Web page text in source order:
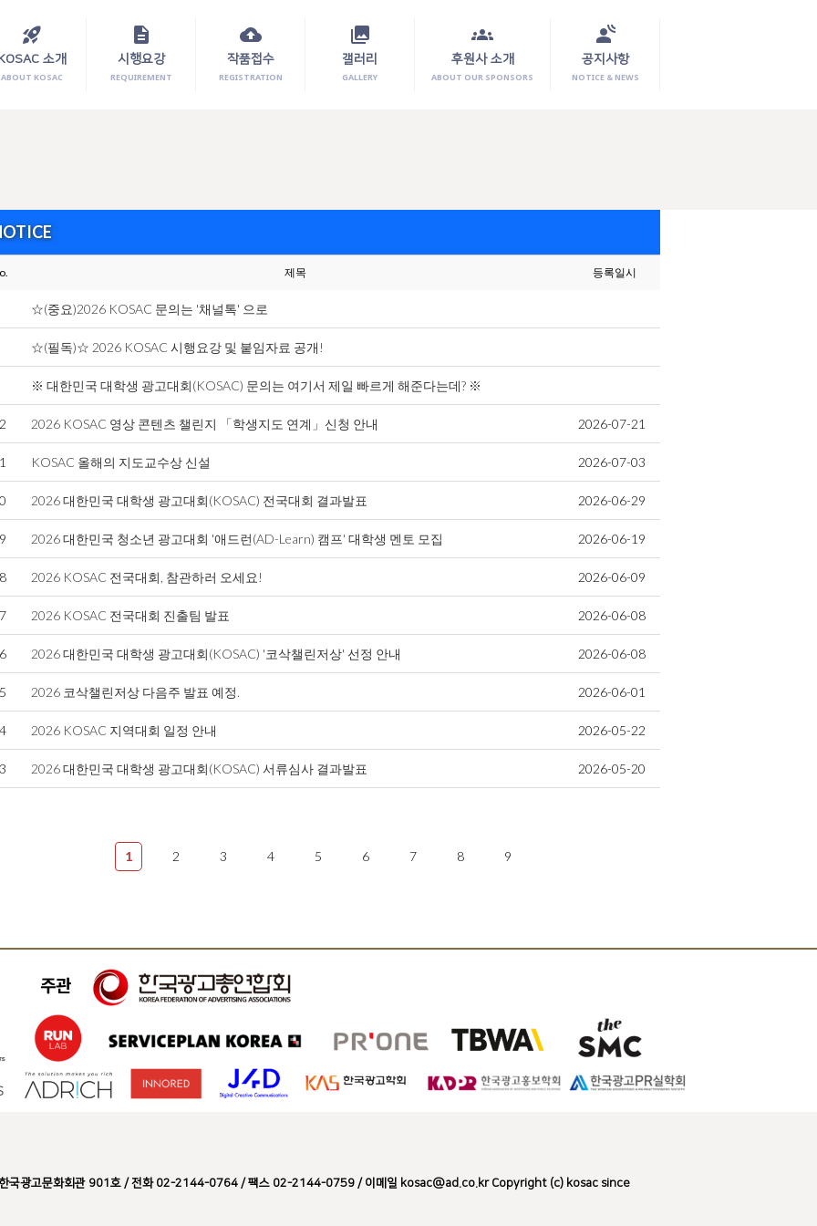
rocket_launch
소개
ABOUT KOSAC
description
시행요강
REQUIREMENT
cloud_upload
작품접수
REGISTRATION
photo_library
갤러리
GALLERY
groups
후원사 소개
ABOUT OUR SPONSORS
spatial_audio
공지사항
NOTICE & NEWS
제목 등록일시
☆(중요)2026 KOSAC 문의는 '채널톡' 으로
☆(필독)☆ 2026 KOSAC 시행요강 및 붙임자료 공개!
※ 대한민국 대학생 광고대회(KOSAC) 문의는 여기서 제일 빠르게 해준다는데? ※
2026 KOSAC 영상 콘텐츠 챌린지 「학생지도 연계」신청 안내 2026-07-21
KOSAC 올해의 지도교수상 신설 2026-07-03
2026 대한민국 대학생 광고대회(KOSAC) 전국대회 결과발표 2026-06-29
2026 대한민국 청소년 광고대회 '애드런(AD-Learn) 캠프' 대학생 멘토 모집 2026-06-19
2026 KOSAC 전국대회, 참관하러 오세요! 2026-06-09
2026 KOSAC 전국대회 진출팀 발표 2026-06-08
2026 대한민국 대학생 광고대회(KOSAC) '코삭챌린저상' 선정 안내 2026-06-08
2026 코삭챌린저상 다음주 발표 예정. 2026-06-01
2026 KOSAC 지역대회 일정 안내 2026-05-22
2026 대한민국 대학생 광고대회(KOSAC) 서류심사 결과발표 2026-05-20
1 2 3 4 5 6 7 8 9
한국광고문화회관 901호 / 전화 02-2144-0764 / 팩스 02-2144-0759 / 이메일 kosac@ad.co.kr Copyright (c) kosac since